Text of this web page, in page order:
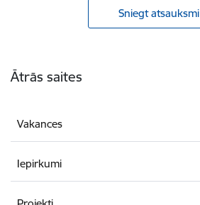
Sniegt atsauksmi
Ātrās saites
Vakances
Iepirkumi